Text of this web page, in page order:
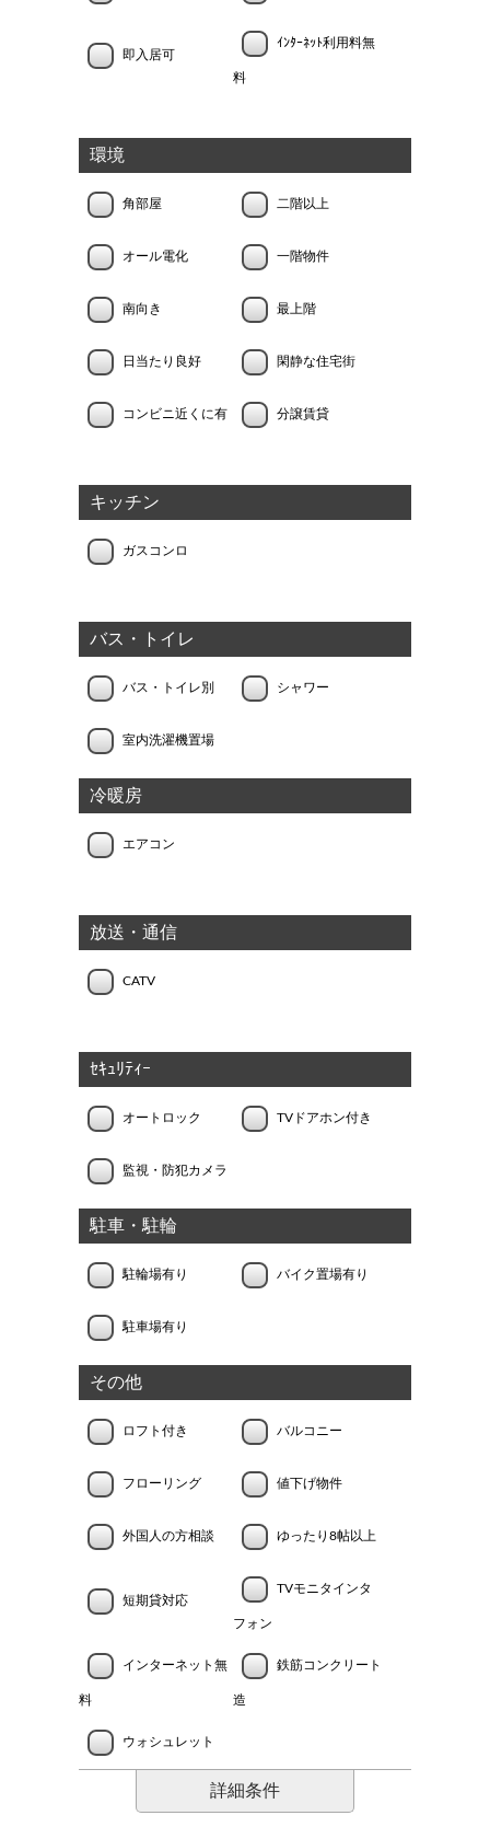
即入居可
ｲﾝﾀｰﾈｯﾄ利用料無
料
環境
角部屋 二階以上
オール電化 一階物件
南向き 最上階
日当たり良好 閑静な住宅街
コンビニ近くに有 分譲賃貸
キッチン
ガスコンロ
バス・トイレ
バス・トイレ別 シャワー
室内洗濯機置場
冷暖房
エアコン
放送・通信
CATV
ｾｷｭﾘﾃｨｰ
オートロック TVドアホン付き
監視・防犯カメラ
駐車・駐輪
駐輪場有り バイク置場有り
駐車場有り
その他
ロフト付き バルコニー
フローリング 値下げ物件
外国人の方相談 ゆったり8帖以上
短期貸対応
TVモニタインタ
フォン
インターネット無
料
鉄筋コンクリート
造
ウォシュレット